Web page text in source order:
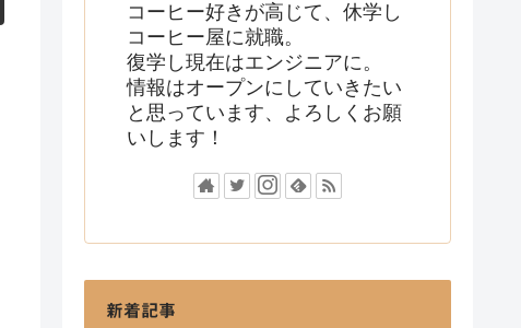
コーヒー好きが高じて、休学し
コーヒー屋に就職。
復学し現在はエンジニアに。
情報はオープンにしていきたい
と思っています、よろしくお願
いします！
新着記事